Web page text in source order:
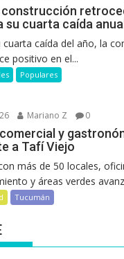
su cuarta caída anual
cuarta caída del año, la
positivo en el...
Populares
Mariano Z 0
y
a Tafí Viejo
más de 50 locales,
y áreas verdes
Tucumán